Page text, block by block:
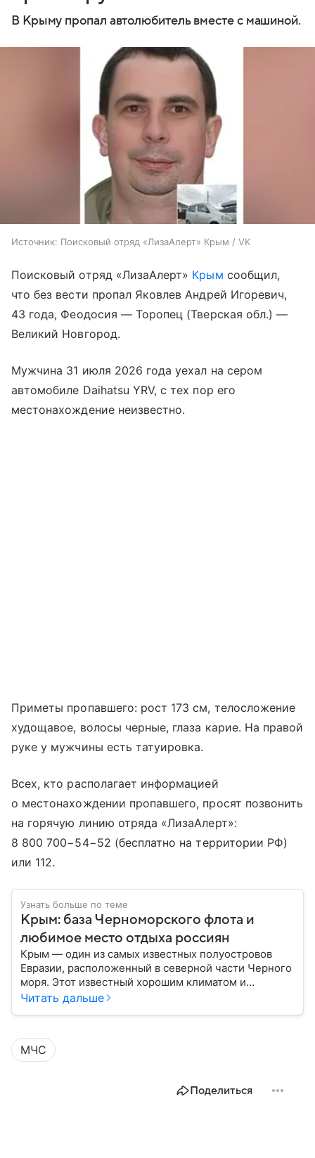
В Крыму пропал автолюбитель вместе с машиной.
Источник: Поисковый отряд «ЛизаАлерт» Крым / VK
Поисковый отряд «ЛизаАлерт» Крым сообщил,
что без вести пропал Яковлев Андрей Игоревич,
43 года, Феодосия — Торопец (Тверская обл.) —
Великий Новгород.
Мужчина 31 июля 2026 года уехал на сером
автомобиле Daihatsu YRV, с тех пор его
местонахождение неизвестно.
Приметы пропавшего: рост 173 см, телосложение
худощавое, волосы черные, глаза карие. На правой
руке у мужчины есть татуировка.
Всех, кто располагает информацией
о местонахождении пропавшего, просят позвонить
на горячую линию отряда «ЛизаАлерт»:
8 800 700−54−52 (бесплатно на территории РФ)
или 112.
Узнать больше по теме
Крым: база Черноморского флота и
любимое место отдыха россиян
Крым — один из самых известных полуостровов
Евразии, расположенный в северной части Черного
моря. Этот известный хорошим климатом и
красивой природой регион имеет также огромное
государства к другому, а его географическое
положение сделало полуостров ключевой точкой
Читать дальше
МЧС
Поделиться